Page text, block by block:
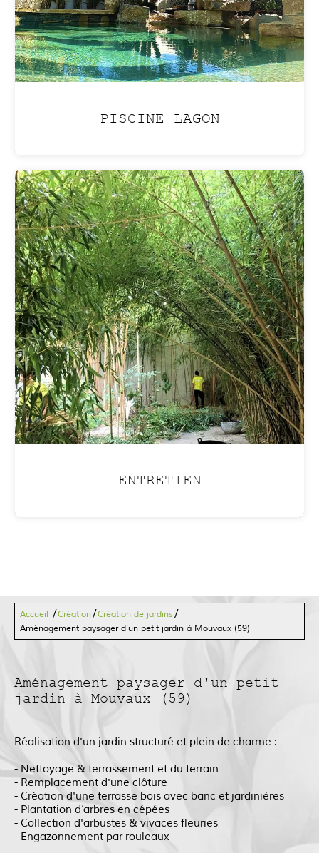
PISCINE LAGON
ENTRETIEN
Accueil /Création/Création de jardins/
Aménagement paysager d'un petit jardin à Mouvaux (59)
Aménagement paysager d'un petit
jardin à Mouvaux (59)
Réalisation d'un jardin structuré et plein de charme :
- Nettoyage & terrassement et du terrain
- Remplacement d'une clôture
- Création d'une terrasse bois avec banc et jardinières
- Plantation d’arbres en cépées
- Collection d'arbustes & vivaces fleuries
- Engazonnement par rouleaux